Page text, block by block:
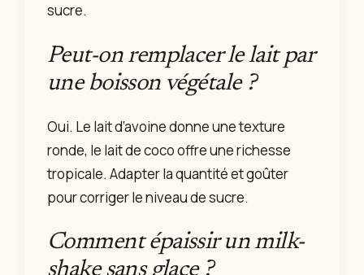
sucre.
Peut-on remplacer le lait par
une boisson végétale ?
Oui. Le lait d’avoine donne une texture
ronde, le lait de coco offre une richesse
tropicale. Adapter la quantité et goûter
pour corriger le niveau de sucre.
Comment épaissir un milk-